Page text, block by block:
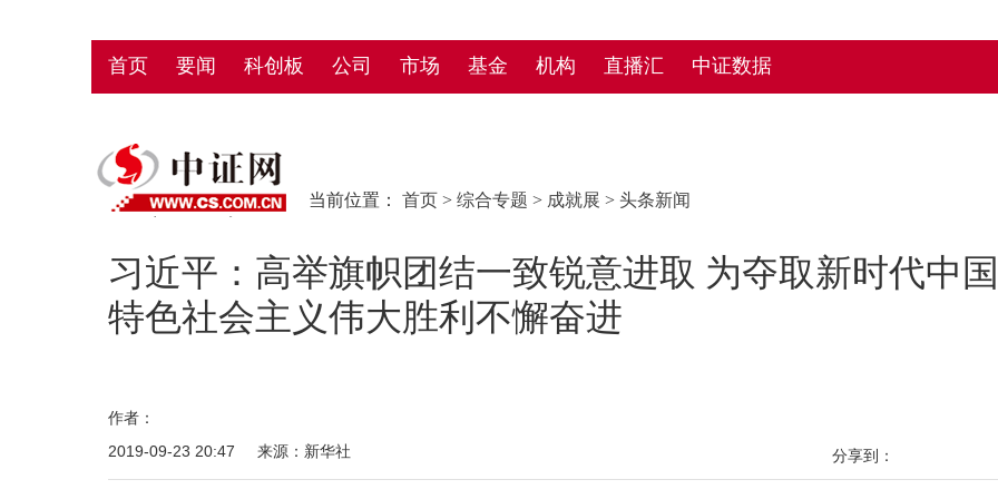
首页 要闻 科创板 公司 市场 基金 机构 直播汇 中证数据
当前位置： 首页 > 综合专题 > 成就展 > 头条新闻
习近平：高举旗帜团结一致锐意进取 为夺取新时代中国
特色社会主义伟大胜利不懈奋进
作者：
2019-09-23 20:47
来源：新华社 分享到：